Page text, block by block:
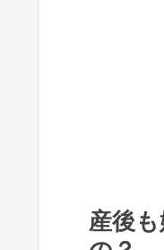
産後